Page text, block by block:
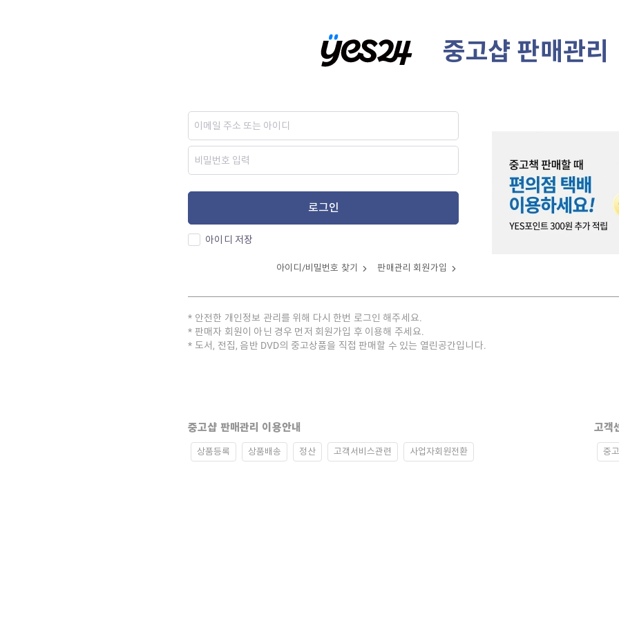
중고샵 판매관리
로그인
아이디 저장
아이디/비밀번호 찾기 판매관리 회원가입
안전한 개인정보 관리를 위해 다시 한번 로그인 해주세요.
판매자 회원이 아닌 경우 먼저 회원가입 후 이용해 주세요.
도서, 전집, 음반 DVD의 중고상품을 직접 판매할 수 있는 열린공간입니다.
중고샵 판매관리 이용안내
상품등록 상품배송 정산 고객서비스관련 사업자회원전환
고객
중